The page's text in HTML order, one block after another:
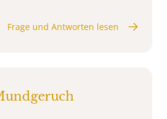
Frage und Antworten lesen